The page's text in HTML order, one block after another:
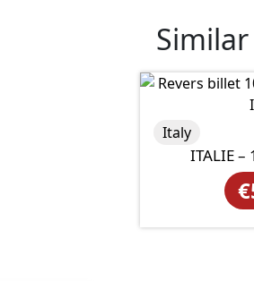
ITALIE –
€
Italy